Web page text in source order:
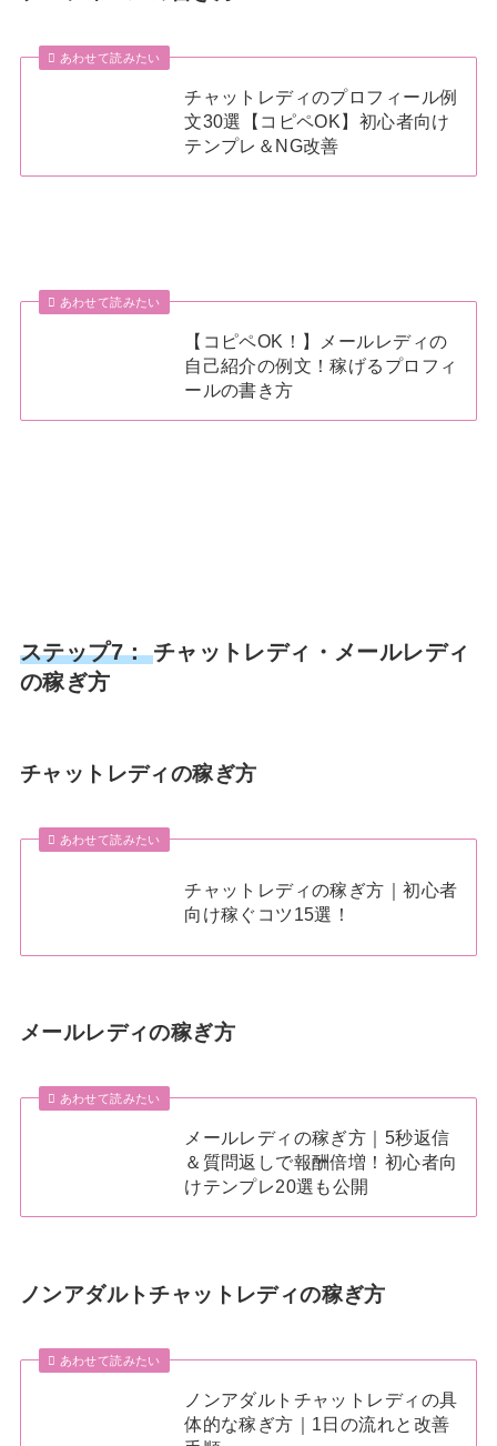
あわせて読みたい
チャットレディのプロフィール例
文30選【コピペOK】初心者向け
テンプレ＆NG改善
あわせて読みたい
【コピペOK！】メールレディの
自己紹介の例文！稼げるプロフィ
ールの書き方
ステップ7： チャットレディ・メールレディ
の稼ぎ方
チャットレディの稼ぎ方
あわせて読みたい
チャットレディの稼ぎ方｜初心者
向け稼ぐコツ15選！
メールレディの稼ぎ方
あわせて読みたい
メールレディの稼ぎ方｜5秒返信
＆質問返しで報酬倍増！初心者向
けテンプレ20選も公開
ノンアダルトチャットレディの稼ぎ方
あわせて読みたい
ノンアダルトチャットレディの具
体的な稼ぎ方｜1日の流れと改善